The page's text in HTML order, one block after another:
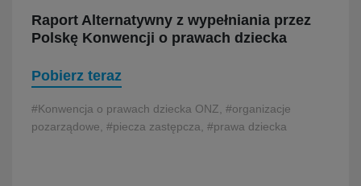
Raport Alternatywny z wypełniania przez
Polskę Konwencji o prawach dziecka
Pobierz teraz
#Konwencja o prawach dziecka ONZ, #organizacje
pozarządowe, #piecza zastępcza, #prawa dziecka